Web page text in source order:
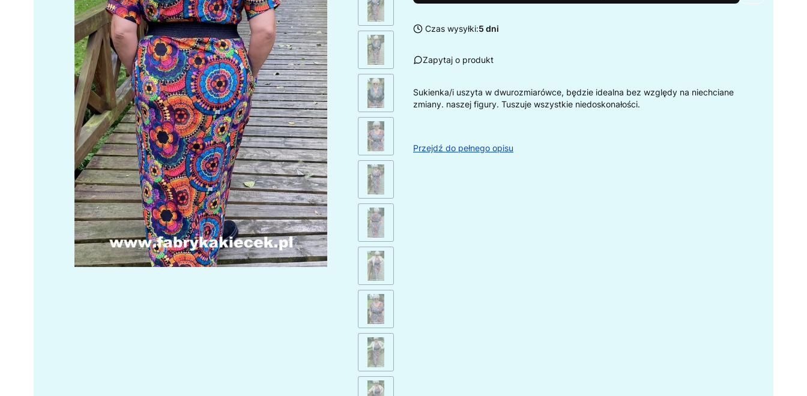
Czas wysyłki:5 dni
Zapytaj o produkt
Sukienka/i uszyta w dwurozmiarówce, będzie idealna bez względy na niechciane
zmiany. naszej figury. Tuszuje wszystkie niedoskonałości.
Przejdź do pełnego opisu